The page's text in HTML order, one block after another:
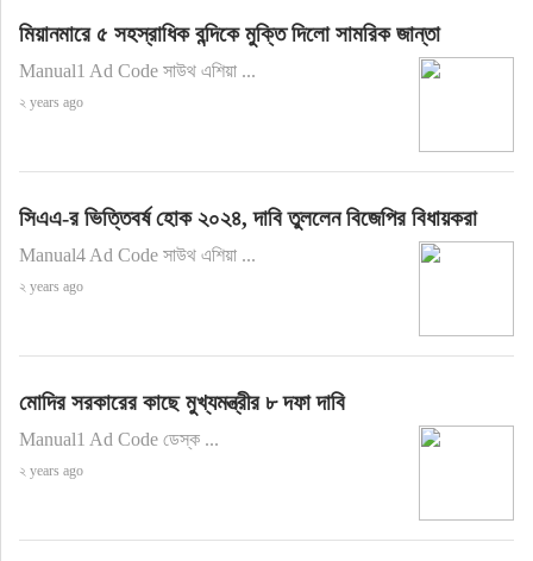
মিয়ানমারে ৫ সহস্রাধিক বন্দিকে মুক্তি দিলো সামরিক জান্তা
Manual1 Ad Code সাউথ এশিয়া ...
২ years ago
সিএএ-র ভিত্তিবর্ষ হোক ২০২৪, দাবি তুললেন বিজেপির বিধায়করা
Manual4 Ad Code সাউথ এশিয়া ...
২ years ago
মোদির সরকারের কাছে মুখ্যমন্ত্রীর ৮ দফা দাবি
Manual1 Ad Code ডেস্ক ...
২ years ago